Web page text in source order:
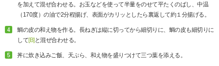
を加えて混ぜ合わせる。お玉などを使って半量をのせて平たくのばし、中温
（170度）の油で2分程揚げ、表面がカリッとしたら裏返して約１分揚げる。
鯛の皮の和え物を作る。長ねぎは縦に切ってから細切りに、鯛の皮も細切りに
して[B]と混ぜ合わせる。
丼に炊き込みご飯、天ぷら、和え物を盛りつけて三つ葉を添える。